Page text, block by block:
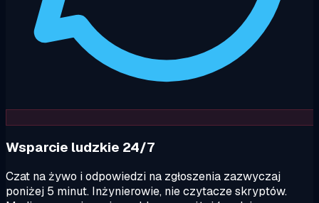
Wsparcie ludzkie 24/7
Czat na żywo i odpowiedzi na zgłoszenia zazwyczaj
poniżej 5 minut. Inżynierowie, nie czytacze skryptów.